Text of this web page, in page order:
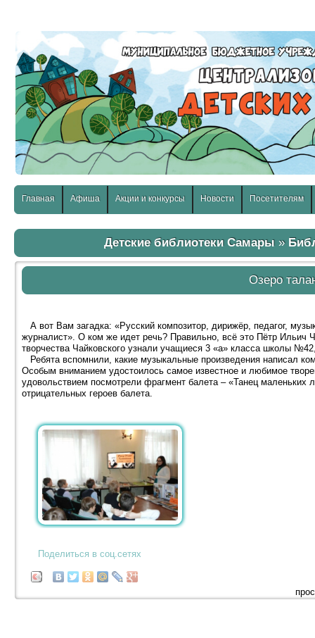
Главная Афиша Акции и конкурсы Новости Посетителям
Детские библиотеки Самары »
Озеро
А вот Вам загадка: «Русский композитор, дирижёр, педагог,
журналист». О ком же идет речь? Правильно, всё это Пётр Ильич
творчества Чайковского узнали учащиеся 3 «а» класса школы
Ребята вспомнили, какие музыкальные произведения написал
Особым вниманием удостоилось самое известное и любимое
удовольствием посмотрели фрагмент балета – «Танец маленьких
отрицательных героев балета.
Поделиться в соц.сетях